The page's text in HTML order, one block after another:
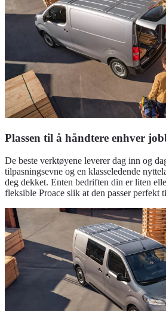
Plassen til å håndtere enhver
De beste verktøyene leverer dag inn og
tilpasningsevne og en klasseledende
deg dekket. Enten bedriften din er liten
fleksible Proace slik at den passer perfekt